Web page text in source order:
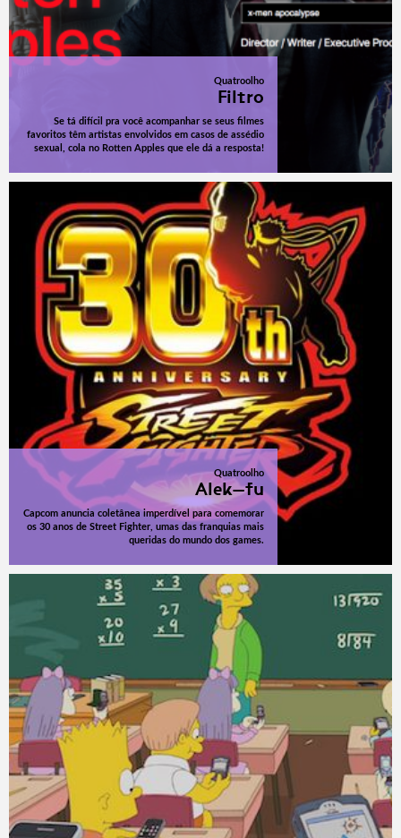
Quatroolho
Filtro
Se tá difícil pra você acompanhar se seus filmes
favoritos têm artistas envolvidos em casos de assédio
sexual, cola no Rotten Apples que ele dá a resposta!
Quatroolho
Alek-fu
Capcom anuncia coletânea imperdível para comemorar
os 30 anos de Street Fighter, umas das franquias mais
queridas do mundo dos games.